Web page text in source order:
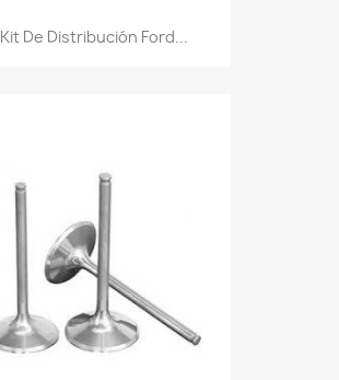
Kit De Distribución Ford...